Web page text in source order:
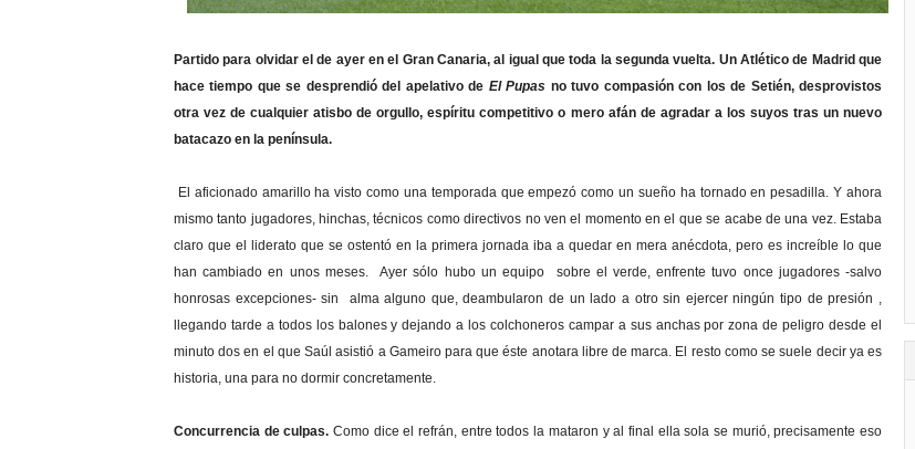
Partido para olvidar el de ayer en el Gran Canaria, al igual que toda la segunda vuelta. Un Atlético de Madrid que
hace tiempo que se desprendió del apelativo de El Pupas no tuvo compasión con los de Setién, desprovistos
otra vez de cualquier atisbo de orgullo, espíritu competitivo o mero afán de agradar a los suyos tras un nuevo
batacazo en la península.
El aficionado amarillo ha visto como una temporada que empezó como un sueño ha tornado en pesadilla. Y ahora
mismo tanto jugadores, hinchas, técnicos como directivos no ven el momento en el que se acabe de una vez. Estaba
claro que el liderato que se ostentó en la primera jornada iba a quedar en mera anécdota, pero es increíble lo que
han cambiado en unos meses. Ayer sólo hubo un equipo sobre el verde, enfrente tuvo once jugadores -salvo
honrosas excepciones- sin alma alguno que, deambularon de un lado a otro sin ejercer ningún tipo de presión ,
llegando tarde a todos los balones y dejando a los colchoneros campar a sus anchas por zona de peligro desde el
minuto dos en el que Saúl asistió a Gameiro para que éste anotara libre de marca. El resto como se suele decir ya es
historia, una para no dormir concretamente.
Concurrencia de culpas. Como dice el refrán, entre todos la mataron y al final ella sola se murió, precisamente eso